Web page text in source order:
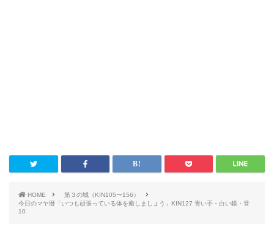
HOME
第３の城（KIN105〜156）
今日のマヤ暦「いつも頑張っている体を癒しましょう」KIN127 青い手・白い鏡・音
10